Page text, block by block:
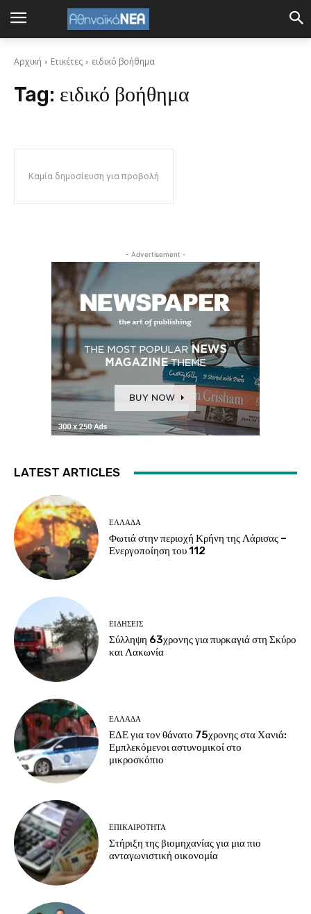
Αρχική Ετικέτες ειδικό βοήθημα
Tag: ειδικό βοήθημα
Καμία δημοσίευση για προβολή
- Advertisement -
LATEST ARTICLES
ΕΛΛΑΔΑ
Φωτιά στην περιοχή Κρήνη της Λάρισας –
Ενεργοποίηση του 112
ΕΙΔΗΣΕΙΣ
Σύλληψη 63χρονης για πυρκαγιά στη Σκύρο
και Λακωνία
ΕΛΛΑΔΑ
ΕΔΕ για τον θάνατο 75χρονης στα Χανιά:
Εμπλεκόμενοι αστυνομικοί στο
μικροσκόπιο
ΕΠΙΚΑΙΡΟΤΗΤΑ
Στήριξη της βιομηχανίας για μια πιο
ανταγωνιστική οικονομία